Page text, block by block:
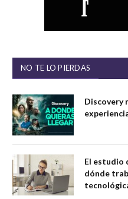
NO TE LO PIERDAS
Discovery
El estudio
dónde